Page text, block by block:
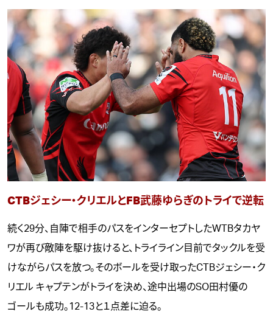
CTBジェシー・クリエルとFB武藤ゆらぎのトライで逆転
続く29分、自陣で相手のパスをインターセプトしたWTBタカヤ
ワが再び敵陣を駆け抜けると、トライライン目前でタックルを受
けながらパスを放つ。そのボールを受け取ったCTBジェシー・ク
リエル キャプテンがトライを決め、途中出場のSO田村優の
ゴールも成功。12-13と１点差に迫る。